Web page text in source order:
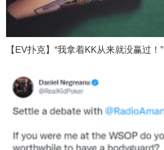
【EV扑克】“我拿着KK从来就没赢过！”